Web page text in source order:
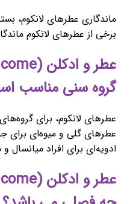
ماندگاری عطرهای لانکوم،
برخی از عطرهای لانکوم
گروه سنی مناسب
عطرهای لانکوم، برای
عطرهای گلی و میوه‌ای برای
ادویه‌ای برای افراد